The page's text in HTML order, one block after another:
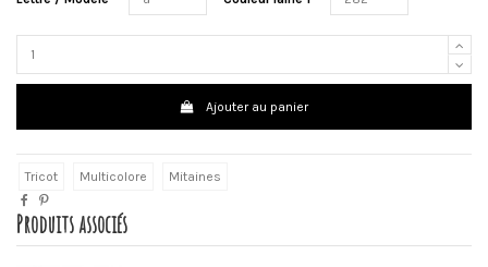
Ajouter au panier
Tricot Multicolore Mitaines
Produits associés